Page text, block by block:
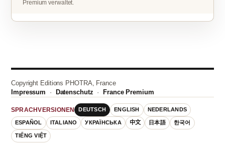
Premium verwaltet.
Copyright Editions PHOTRA, France
Impressum · Datenschutz · France Premium
SPRACHVERSIONEN DEUTSCH ENGLISH NEDERLANDS
ESPAÑOL ITALIANO УКРАЇНСЬКА 中文 日本語 한국어
TIẾNG VIỆT